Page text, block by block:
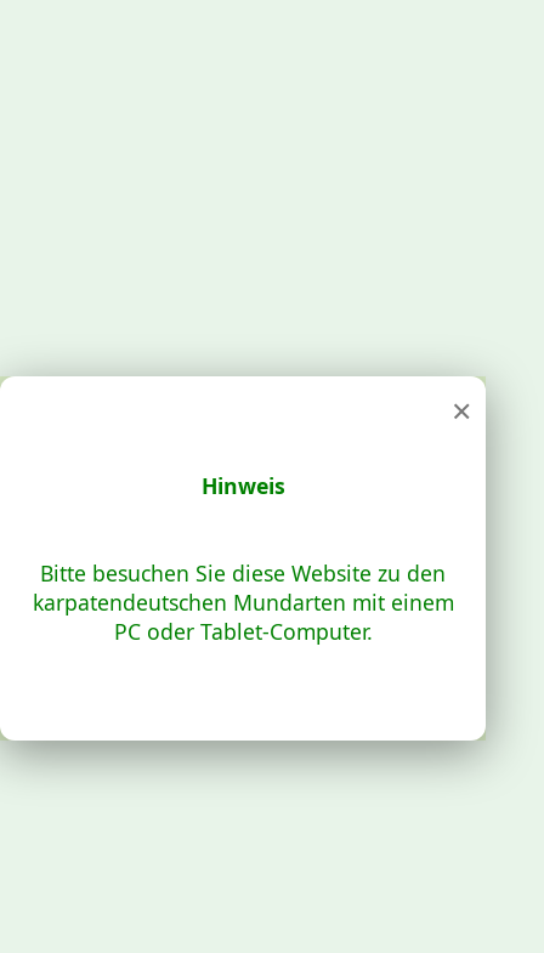
×
Hinweis
Bitte besuchen Sie diese Website zu den
karpatendeutschen Mundarten mit einem
PC oder Tablet-Computer.